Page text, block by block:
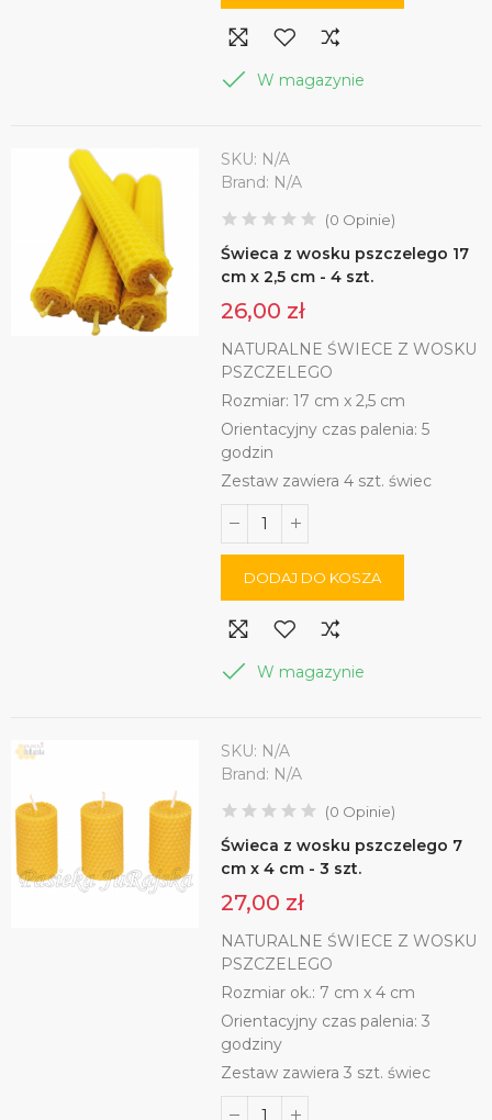
W magazynie
SKU: N/A
Brand: N/A
(0 Opinie)
Świeca z wosku pszczelego 17
cm x 2,5 cm - 4 szt.
26,00 zł
NATURALNE ŚWIECE Z WOSKU
PSZCZELEGO
Rozmiar: 17 cm x 2,5 cm
Orientacyjny czas palenia: 5
godzin
Zestaw zawiera 4 szt. świec
DODAJ DO KOSZA
W magazynie
SKU: N/A
Brand: N/A
(0 Opinie)
Świeca z wosku pszczelego 7
cm x 4 cm - 3 szt.
27,00 zł
NATURALNE ŚWIECE Z WOSKU
PSZCZELEGO
Rozmiar ok.: 7 cm x 4 cm
Orientacyjny czas palenia: 3
godziny
Zestaw zawiera 3 szt. świec